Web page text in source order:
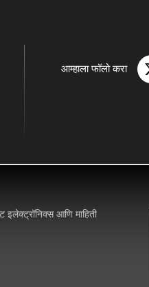
आम्हाला फॉलो करा
इलेक्ट्रॉनिक्स आणि माहिती